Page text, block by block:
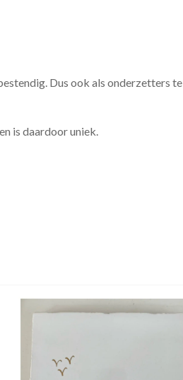
Dus ook als onderzetters te
is daardoor uniek.